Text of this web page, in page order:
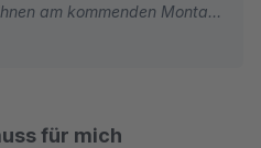
am kommenden Montag
von Ihnen genannte
für mich